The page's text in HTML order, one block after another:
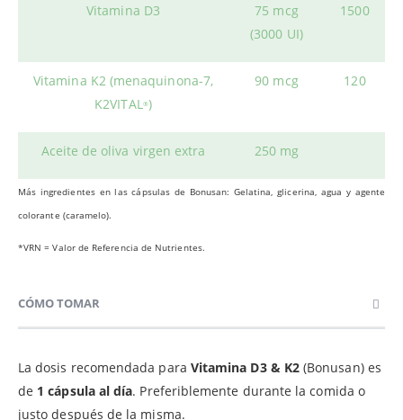
Vitamina D3
75 mcg
(3000 UI)
1500
Vitamina K2 (menaquinona-7,
K2VITAL®)
90 mcg 120
Aceite de oliva virgen extra 250 mg
Más ingredientes en las cápsulas de Bonusan: Gelatina, glicerina, agua y agente
colorante (caramelo).
*VRN = Valor de Referencia de Nutrientes.
CÓMO TOMAR
La dosis recomendada para Vitamina D3 & K2(Bonusan) es
de 1 cápsula al día. Preferiblemente durante la comida o
justo después de la misma.